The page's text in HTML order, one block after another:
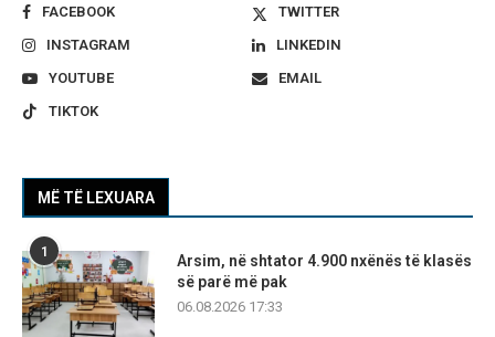
FACEBOOK
TWITTER
INSTAGRAM
LINKEDIN
YOUTUBE
EMAIL
TIKTOK
MË TË LEXUARA
1
Arsim, në shtator 4.900 nxënës të klasës
së parë më pak
06.08.2026 17:33